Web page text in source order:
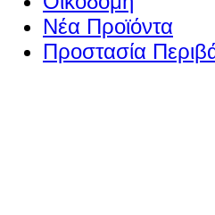
Νέα Προϊόντα
Προστασία